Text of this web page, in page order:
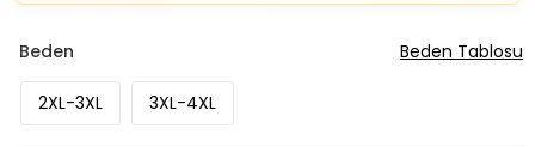
2XL-3XL